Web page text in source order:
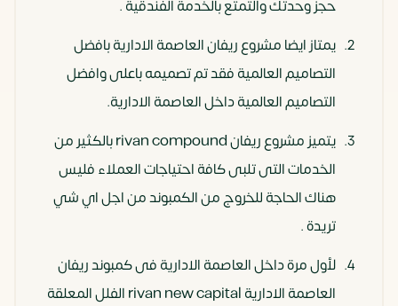
حجز وحدتك والتمتع بالخدمة الفندقية .
يمتاز ايضا مشروع ريفان العاصمة الادارية بافضل
التصاميم العالمية فقد تم تصميمه باعلى وافضل
التصاميم العالمية داخل العاصمة الادارية.
يتميز مشروع ريفان rivan compound بالكثير من
الخدمات التى تلبى كافة احتياجات العملاء فليس
هناك الحاجة للخروج من الكمبوند من اجل اي شي
تريدة .
لأول مرة داخل العاصمة الادارية فى كمبوند ريفان
العاصمة الادارية rivan new capital الفلل المعلقة